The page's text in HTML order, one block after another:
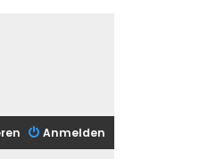
Anmelden